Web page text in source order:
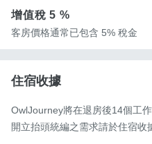
增值稅5 %
客房價格通常已包含 5% 稅金
住宿收據
OwlJourney將在退房後14個工
開立抬頭統編之需求請於住宿收